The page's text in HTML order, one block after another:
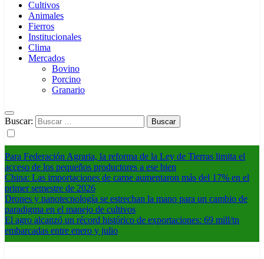
Cultivos
Animales
Fierros
Institucionales
Clima
Mercados
Bovino
Porcino
Granario
Buscar:
Para Federación Agraria, la reforma de la Ley de Tierras limita el
acceso de los pequeños productores a ese bien
China: Las importaciones de carne aumentaron más del 17% en el
primer semestre de 2026
Drones y nanotecnología se estrechan la mano para un cambio de
paradigma en el manejo de cultivos
El agro alcanzó un récord histórico de exportaciones: 69 mill/tn
embarcadas entre enero y julio